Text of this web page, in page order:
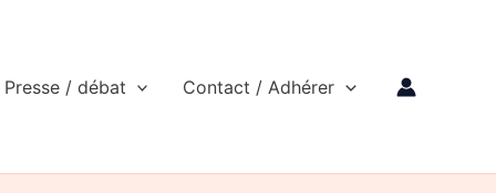
Presse / débat Contact / Adhérer